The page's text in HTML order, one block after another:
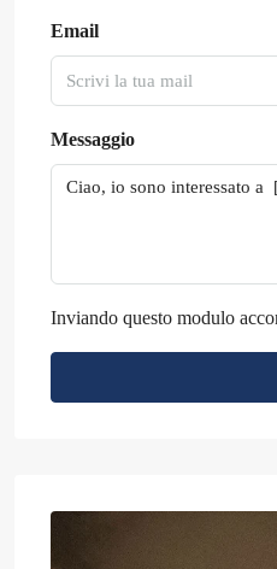
Email
Messaggio
Inviando questo modulo